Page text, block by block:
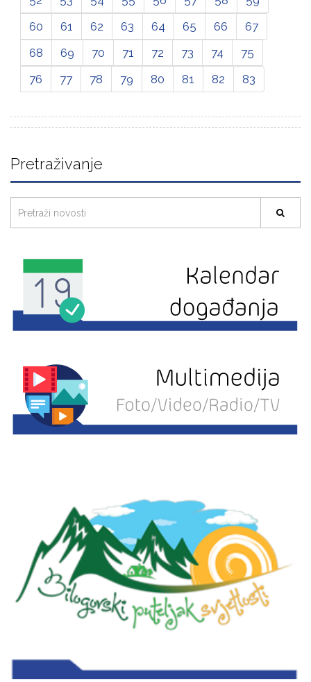
60
61 62 63 64 65 66
67
68
69 70 71 72 73 74
75
76
77 78 79 80 81 82 83
Pretraživanje